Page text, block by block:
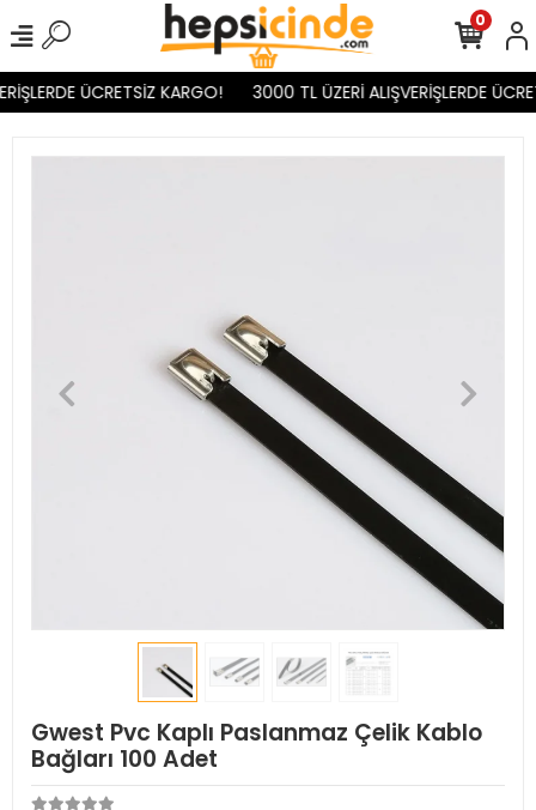
ÜCRETSİZ KARGO! 3000 TL ÜZERİ ALIŞVERİŞLERDE
0
Gwest Pvc Kaplı Paslanmaz Çelik Kablo
Bağları 100 Adet